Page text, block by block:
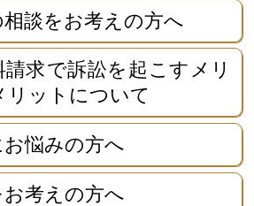
談をお考えの方へ
求で訴訟を起こすメリ
リットについて
悩みの方へ
考えの方へ